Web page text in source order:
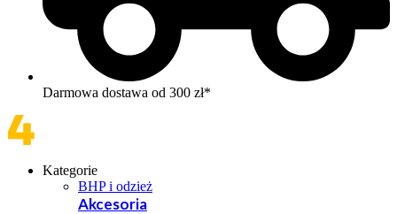
Darmowa dostawa od 300 zł*
Kategorie
BHP i odzież
Akcesoria